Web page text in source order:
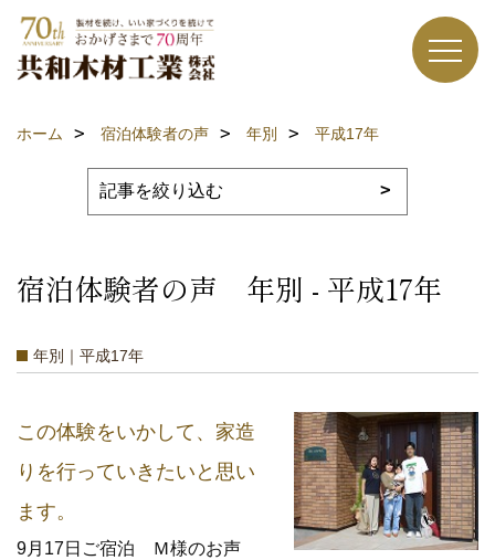
ホーム 宿泊体験者の声 年別 平成17年
宿泊体験者の声 年別 - 平成17年
年別｜平成17年
この体験をいかして、家造
りを行っていきたいと思い
ます。
9月17日ご宿泊 Ｍ様のお声